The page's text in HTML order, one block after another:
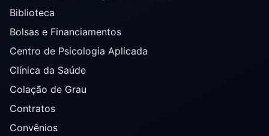
Biblioteca
Bolsas e Financiamentos
Centro de Psicologia Aplicada
Clínica da Saúde
Colação de Grau
Contratos
Convênios